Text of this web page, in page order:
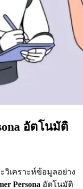
อัตโนมัติ
เคราะห์ข้อมูลอย่าง
Persona อัตโนมัติ